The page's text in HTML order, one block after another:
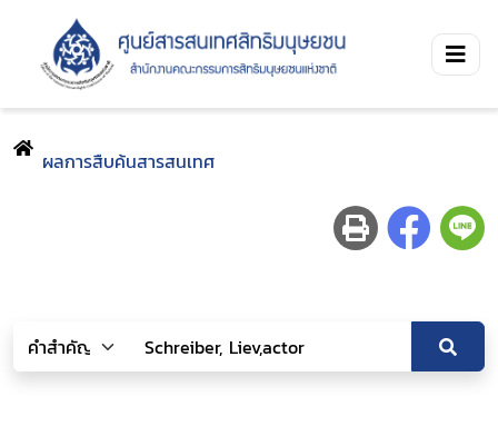
ผลการสืบค้นสารสนเทศ